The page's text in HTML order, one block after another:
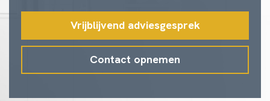
Vrijblijvend adviesgesprek
Contact opnemen